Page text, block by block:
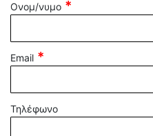
Ονομ/νυμο
Email
Τηλέφωνο